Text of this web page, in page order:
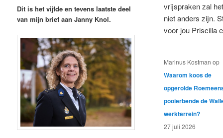
Dit is het vijfde en tevens laatste deel
van mijn brief aan Janny Knol.
vrijspraken zal
niet anders zijn.
voor jou Priscilla
Marinus Kostman op
Waarom koos de
opgerolde
pooierbende de
werkterrein?
27 juli 2026